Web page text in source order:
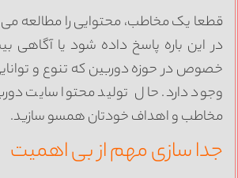
یک مخاطب، محتوایی را مطالعه می
این باره پاسخ داده شود یا آگاهی
در حوزه دوربین که تنوع و توانایی
دارد. حال تولید محتوا سایت دوربین
و اهداف خودتان همسو سازید.
سازی مهم از بی اهمیت